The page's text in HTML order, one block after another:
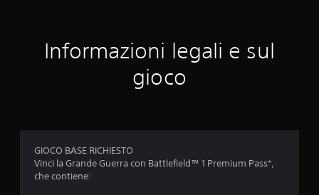
a
t
a
Informazioni legali e sul
gioco
GIOCO BASE RICHIESTO
Vinci la Grande Guerra con Battlefield™ 1 Premium Pass*,
che contiene: